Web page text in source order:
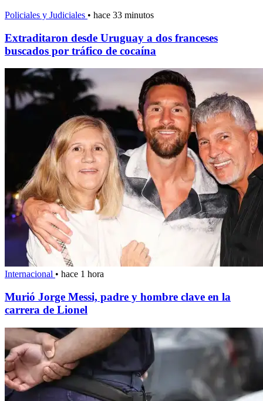
Policiales y Judiciales • hace 33 minutos
Extraditaron desde Uruguay a dos franceses
buscados por tráfico de cocaína
Internacional • hace 1 hora
Murió Jorge Messi, padre y hombre clave en la
carrera de Lionel